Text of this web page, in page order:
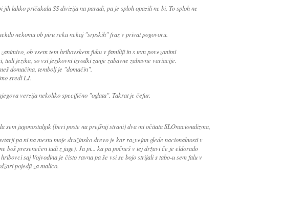
jih lahko pričakala SS divizija na paradi, pa je sploh opazili ne bi. To sploh ne
nekomu ob piru reku nekaj "srpskih" fraz v privat pogovoru.
ob vsem tem hribovskem fuku v familiji in s tem povezanimi
tudi jezika, so vsi jezikovni izrodki zanje zabavne zabavne variacije.
domačina, tembolj je "domačin".
sredi LJ.
verzija nekoliko specifično "oglata". Takrat je čefur.
sem jugonostalgik (beri poste na prejšnij strani) dva mi očitata SLOnacionalizma,
pa ni na mestu moje družinsko drevo je kar razvejan glede nacionalnosti v
boš presenečen tudi z juge). Ja pi... ka pa počneš v tej državi če je eldorado
saj Vojvodina je čisto ravna pa še vsi se bojo strijali s tabo-u sem falu v
pojedji za malico.